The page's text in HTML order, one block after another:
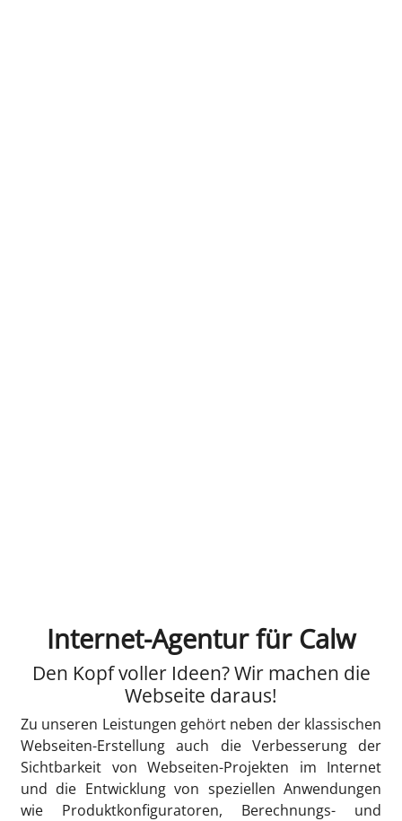
Internet-Agentur für Calw
Den Kopf voller Ideen? Wir machen die
Webseite daraus!
Zu unseren Leistungen gehört neben der klassischen
Webseiten-Erstellung auch die Verbesserung der
Sichtbarkeit von Webseiten-Projekten im Internet
und die Entwicklung von speziellen Anwendungen
wie Produktkonfiguratoren, Berechnungs- und